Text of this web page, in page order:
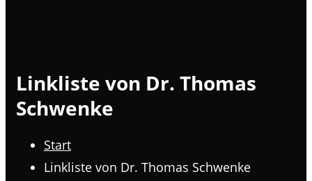
Linkliste von Dr. Thomas
Schwenke
Start
Linkliste von Dr. Thomas Schwenke